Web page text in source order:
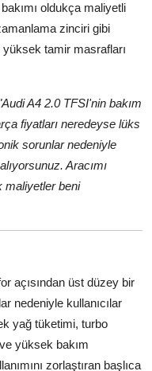
oldukça maliyetli
zinciri gibi
yüksek tamir masrafları
A4 2.0 TFSI'nin bakım
fiyatları neredeyse lüks
sorunlar nedeniyle
Aracımı
maliyetler beni
açısından üst düzey bir
nedeniyle kullanıcılar
yağ tüketimi, turbo
yüksek bakım
zorlaştıran başlıca